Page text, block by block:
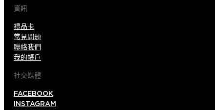
資訊
禮品卡
常見問題
聯絡我們
我的帳戶
社交媒體
FACEBOOK
INSTAGRAM